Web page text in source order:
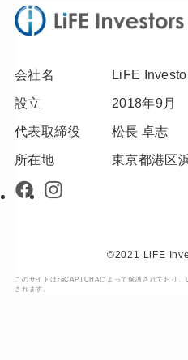
会社名
LiFE
設立
2018年9月
代表取締役
松長 卓志
所在地
東京都港区
©2021 LiFE
このサイトはreCAPTCHAによって保護されており、
されます。